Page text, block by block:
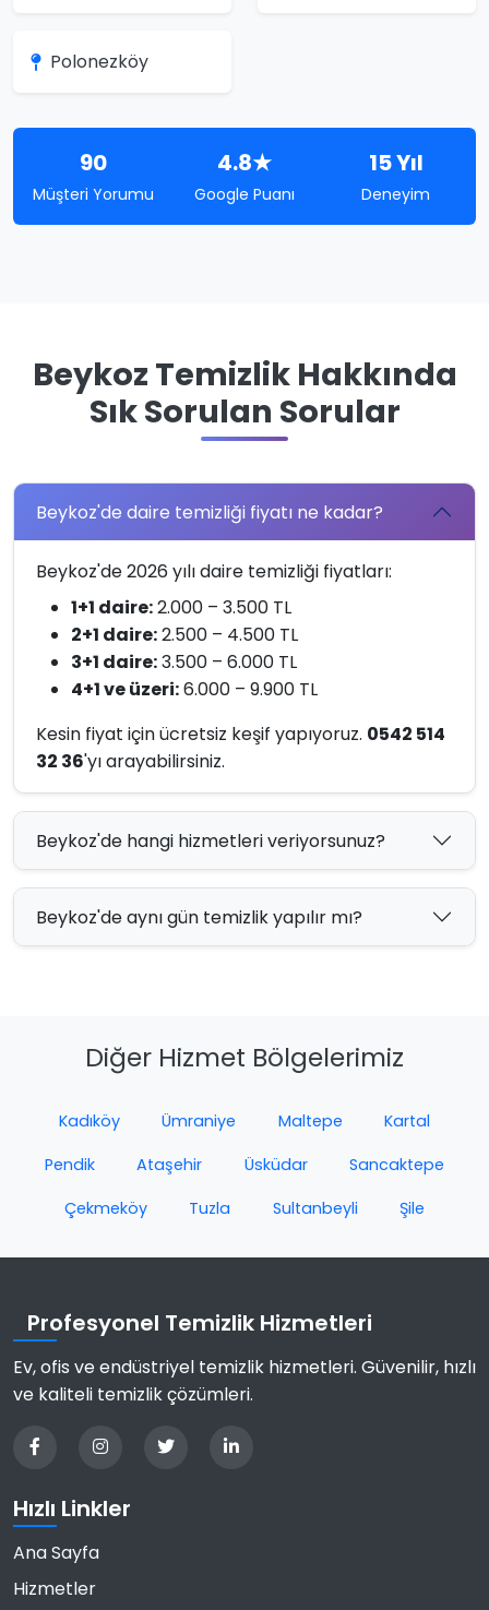
Polonezköy
90
Müşteri Yorumu
4.8★
Google Puanı
15 Yıl
Deneyim
Beykoz Temizlik Hakkında
Sık Sorulan Sorular
Beykoz'de daire temizliği fiyatı ne kadar?
Beykoz'de 2026 yılı daire temizliği fiyatları:
1+1 daire:2.000 – 3.500 TL
2+1 daire:2.500 – 4.500 TL
3+1 daire:3.500 – 6.000 TL
4+1 ve üzeri:6.000 – 9.900 TL
Kesin fiyat için ücretsiz keşif yapıyoruz. 0542 514
32 36'yı arayabilirsiniz.
Beykoz'de hangi hizmetleri veriyorsunuz?
Beykoz'de aynı gün temizlik yapılır mı?
Diğer Hizmet Bölgelerimiz
Kadıköy Ümraniye Maltepe Kartal
Pendik Ataşehir Üsküdar Sancaktepe
Çekmeköy Tuzla Sultanbeyli Şile
Profesyonel Temizlik Hizmetleri
Ev, ofis ve endüstriyel temizlik hizmetleri. Güvenilir, hızlı
ve kaliteli temizlik çözümleri.
Hızlı Linkler
Ana Sayfa
Hizmetler